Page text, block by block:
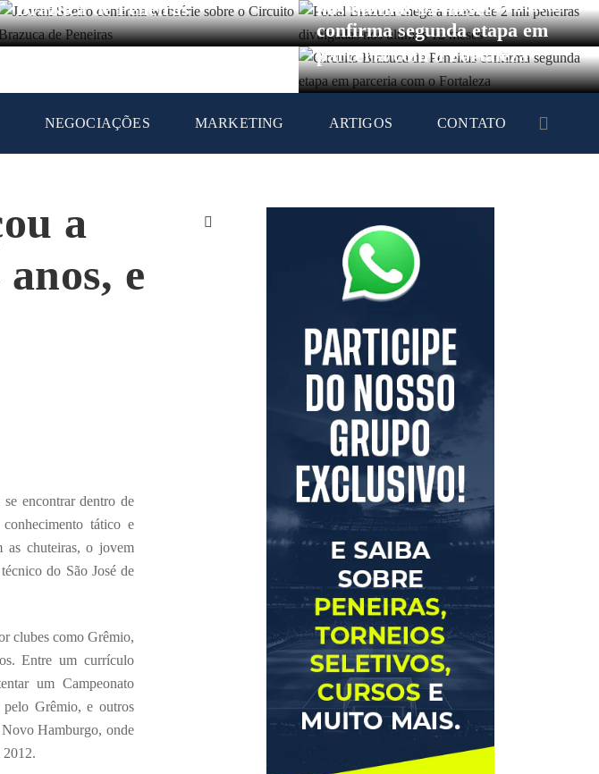
Brazuca de Peneiras nos últimos 12 meses
Circuito Brazuca de Peneiras
confirma segunda etapa em
parceria com o Fortaleza
NEGOCIAÇÕES MARKETING ARTIGOS CONTATO
a
e
encontrar dentro de
tático e
as chuteiras, o jovem
do São José de
clubes como Grêmio,
Entre um currículo
um Campeonato
Grêmio, e outros
Hamburgo, onde